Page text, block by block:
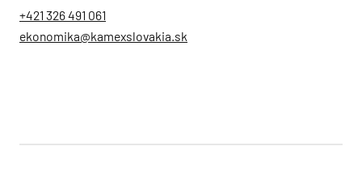
+421 326 491 061
ekonomika@kamexslovakia.sk